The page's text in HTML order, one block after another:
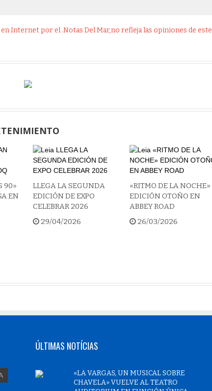
Internet por el .Notas Del Mar,no refleja las opiniones de este
90»
EN
LLEGA LA SEGUNDA
EDICIÓN DE EXPO
CELEBRAR 2026
29/04/2026
«RITMO DE LA NOCHE»
EDICIÓN OTOÑO EN
ABBEY ROAD
26/03/2026
ÚLTIMAS NOTÍCIAS
«LA VARGAS, UN MUSICAL SOBRE
CHAVELA» VUELVE AL TEATRO